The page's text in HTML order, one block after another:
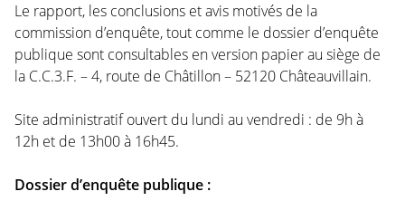
Le rapport, les conclusions et avis motivés de la
commission d’enquête, tout comme le dossier d’enquête
publique sont consultables en version papier au siège de
la C.C.3.F. – 4, route de Châtillon – 52120 Châteauvillain.
Site administratif ouvert du lundi au vendredi : de 9h à
12h et de 13h00 à 16h45.
Dossier d’enquête publique :